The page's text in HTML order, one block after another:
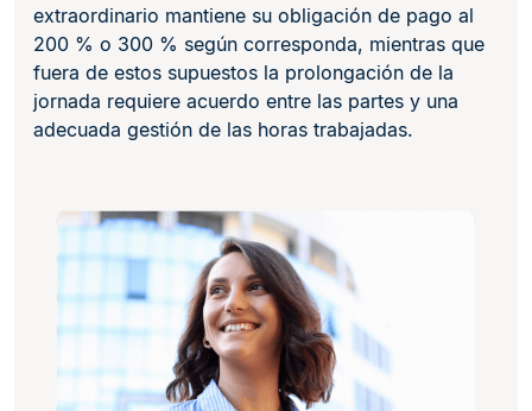
extraordinario mantiene su obligación de pago al
200 % o 300 % según corresponda, mientras que
fuera de estos supuestos la prolongación de la
jornada requiere acuerdo entre las partes y una
adecuada gestión de las horas trabajadas.